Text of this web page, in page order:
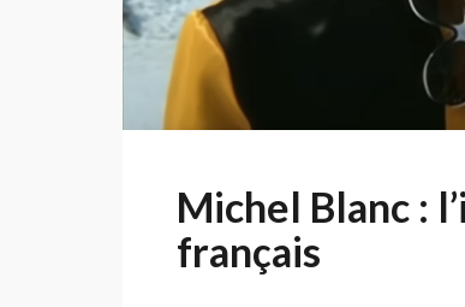
Michel Blanc :
français